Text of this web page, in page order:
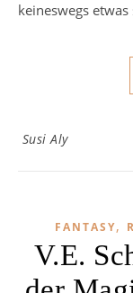
keineswegs
Susi Aly
FANTASY,
V.E.